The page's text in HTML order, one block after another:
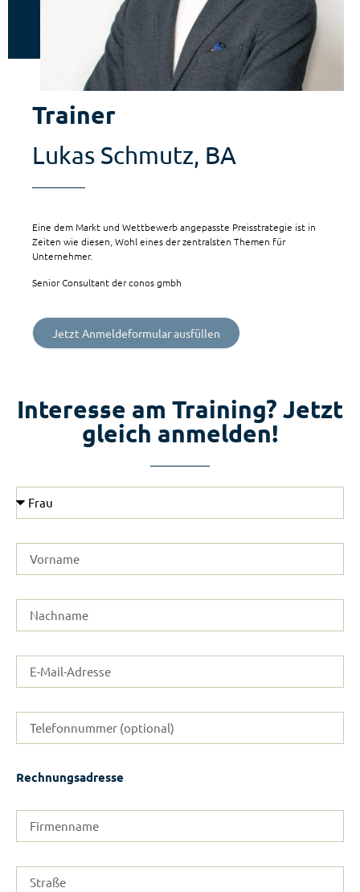
Trainer
Lukas Schmutz, BA
Eine dem Markt und Wettbewerb angepasste Preisstrategie ist in
Zeiten wie diesen, Wohl eines der zentralsten Themen für
Unternehmer.
Senior Consultant der conos gmbh
Jetzt Anmeldeformular ausfüllen
Interesse am Training? Jetzt
gleich anmelden!
Rechnungsadresse